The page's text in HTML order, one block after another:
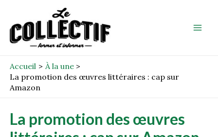
contenu
Accueil
À la une
La promotion des œuvres littéraires : cap sur
Amazon
La promotion des œuvres
navigation